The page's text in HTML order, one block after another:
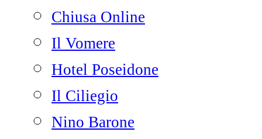
Chiusa Online
Il Vomere
Hotel Poseidone
Il Ciliegio
Nino Barone